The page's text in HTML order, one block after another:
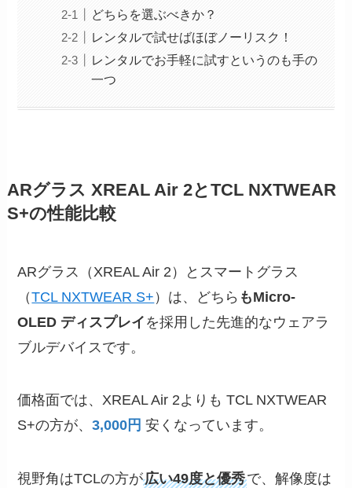
どちらを選ぶべきか？
レンタルで試せばほぼノーリスク！
レンタルでお手軽に試すというのも手の
一つ
ARグラス XREAL Air 2とTCL NXTWEAR
S+の性能比較
ARグラス（XREAL Air 2）とスマートグラス
（TCL NXTWEAR S+ ）は、どちら もMicro-
OLED ディスプレイ を採用した先進的なウェアラ
ブルデバイスです。
価格面では、XREAL Air 2よりも TCL NXTWEAR
S+の方が、3,000円安くなっています。
視野角はTCLの方が広い49度と優秀で、解像度は